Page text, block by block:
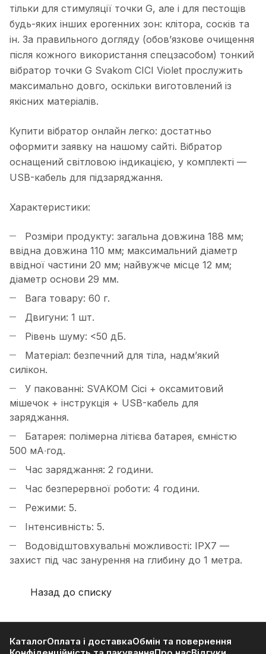
тільки для стимуляції точки G, але і для пестощів
будь-яких інших ерогенних зон: клітора, сосків та
ін. За правильного догляду (обов’язкове очищення
після кожного використання спецзасобом) тонкий
вібратор точки G Svakom CICI Violet прослужить
максимально довго, оскільки виготовлений із
якісних матеріалів.
Купити вібратор онлайн легко: достатньо
оформити заявку на нашому сайті. Вібратор
оснащений світловою індикацією, у комплекті —
USB-кабель для підзаряджання.
Характеристики:
Розміри продукту: загальна довжина 188 мм;
ввідна довжина 110 мм; максимальний діаметр
ввідної частини 20 мм; найвужче місце 12 мм;
діаметр основи 29 мм.
Вага товару: 60 г.
Двигуни: 1 шт.
Рівень шуму: <50 дБ.
Матеріал: безпечний для тіла, надм’який
силікон.
У пакованні: SVAKOM Cici + оксамитовий
мішечок + інструкція + USB-кабель для
заряджання.
Батарея: полімерна літієва батарея, ємністю
500 мА∙год.
Час заряджання: 2 години.
Час безперервної роботи: 4 години.
Режими: 5.
Інтенсивність: 5.
Водовідштовхувальні можливості: IPX7 —
захист під час занурення на глибину до 1 метра.
Назад до списку
КаталогОплата і доставкаОбмін та повернення